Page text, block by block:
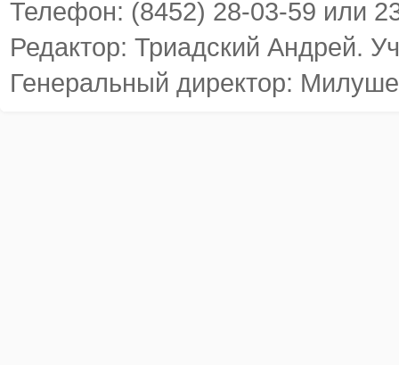
Телефон: (8452) 28-03-59 или
Редактор: Триадский Андрей.
Генеральный директор: